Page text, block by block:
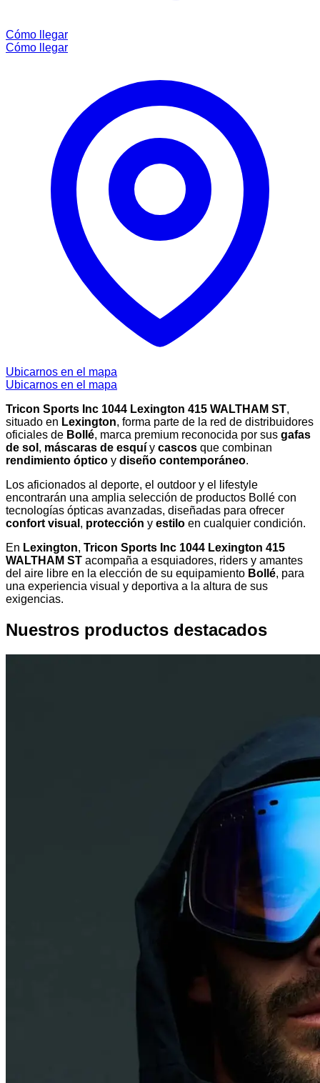
Cómo llegar
Cómo llegar
Ubicarnos en el mapa
Ubicarnos en el mapa
Tricon Sports Inc 1044 Lexington 415 WALTHAM ST,
situado en Lexington, forma parte de la red de distribuidores
oficiales de Bollé, marca premium reconocida por sus gafas
de sol , máscaras de esquí y cascos que combinan
rendimiento óptico y diseño contemporáneo.
Los aficionados al deporte, el outdoor y el lifestyle
encontrarán una amplia selección de productos Bollé con
tecnologías ópticas avanzadas, diseñadas para ofrecer
confort visual , protección y estilo en cualquier condición.
En Lexington, Tricon Sports Inc 1044 Lexington 415
WALTHAM ST acompaña a esquiadores, riders y amantes
del aire libre en la elección de su equipamiento Bollé, para
una experiencia visual y deportiva a la altura de sus
exigencias.
Nuestros productos destacados